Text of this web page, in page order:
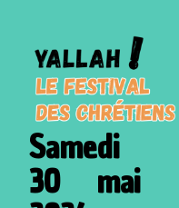
Samedi
30 mai